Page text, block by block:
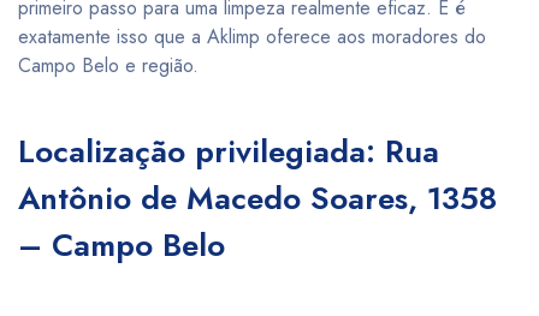
primeiro passo para uma limpeza realmente eficaz. E é
exatamente isso que a Aklimp oferece aos moradores do
Campo Belo e região.
Localização privilegiada: Rua
Antônio de Macedo Soares, 1358
– Campo Belo